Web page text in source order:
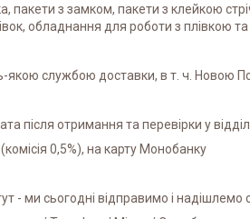
пакети з замком, пакети з клейкою
обладнання для роботи з плівкою
якою службою доставки, в т. ч. Новою
після отримання та перевірки у
0,5%), на карту Монобанку
- ми сьогодні відправимо і